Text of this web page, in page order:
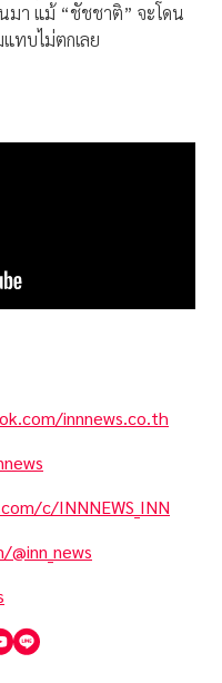
มา แม้ “ชัชชาติ” จะโดน
ทบไม่ตกเลย
innnews.co.th
c/INNNEWS_INN